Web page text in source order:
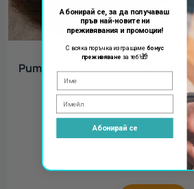
Ритуал за тяло и лице Сияние
149.62
лв.
Абонирай се, за да получаваш
пръв най-новите ни
преживявания и промоции!
С всяка поръчка изпращаме бонус
преживяванеза теб!🎁
Абонирай се